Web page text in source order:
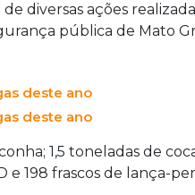
diversas ações
pública de Mato
deste ano
deste ano
1,5 toneladas de
e 198 frascos de lança-